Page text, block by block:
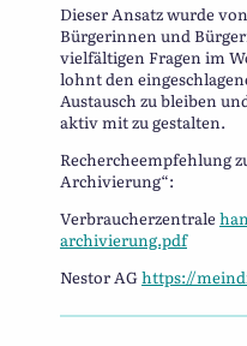
Dieser Ansatz wurde
Bürgerinnen und
vielfältigen Fragen im
lohnt den
Austausch zu bleiben
aktiv mit zu gestalten.
Rechercheempfehlung
Archivierung“:
Verbraucherzentrale
archivierung.pdf
Nestor AGhttps://